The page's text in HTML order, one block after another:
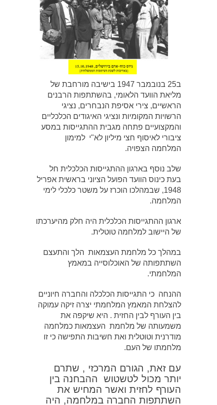
ב25 בנובמבר 1947 בישיבה מורחבת של
מליאת הוועד הלאומי, בהשתתפות הרבנים
הראשיים, צירי אסיפת הנבחרים, נציגי
הרשויות המקומיות ונציגי האיגודים הכלכליים
והמקצועיים פתחה מגבית ההתגייסות במסע
ציבורי לאיסוף חצי מיליון לא"י למימון
המלחמה הצפויה.
שלב נוסף בארגון ההתגייסות הכלכלית חל
בעת כינוס הוועד הפועל הציוני בראשית אפריל
1948, שבמהלכו הוכרז על משטר כלכלי לימי
המלחמה.
ארגון ההתגייסות הכלכלית היה חלק מהיערכתו
של היישוב למלחמה טוטלית.
במהלך כל מלחמת העצמאות הלך והתעצם
השתתפותה של האוכלוסייה במאמץ
המלחמתי.
ההנחה כי התגייסות הכלכלה והחברה חיוניים
להצלחת המאמץ המלחמתי יצרה זיקה עמוקה
בין העורף לבין החזית . היא שיקפה את
משמעותה של מלחמת העצמאות כמלחמה
מודרנית וטוטלית ואת חשיבות התפישה כי זו
מלחמתו של העם.
עם זאת, הגורם המרכזי , שתרם
יותר מכול לטשטוש ההבחנה בין
העורף לחזית ואשר המחיש את
השתתפות החברה במלחמה, היה